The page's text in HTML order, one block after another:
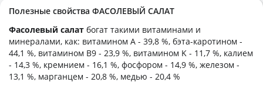
Полезные свойства ФАСОЛЕВЫЙ САЛАТ
Фасолевый салат богат такими витаминами и
минералами, как: витамином А - 39,8 %, бэта-каротином -
44,1 %, витамином B9 - 23,9 %, витамином K - 11,7 %, калием
- 14,3 %, кремнием - 16,1 %, фосфором - 14,9 %, железом -
13,1 %, марганцем - 20,8 %, медью - 20,4 %